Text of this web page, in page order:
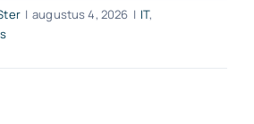
| augustus 4, 2026 | IT,